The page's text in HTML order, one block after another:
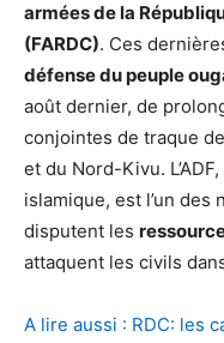
armées de la
(FARDC). Ces
défense du peuple
août dernier, de
conjointes de traque
et du Nord-Kivu.
islamique, est l’un des
disputent les
attaquent les civils
A lire aussi : RDC: les